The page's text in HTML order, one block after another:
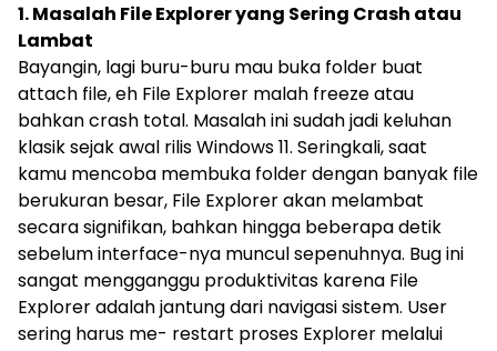
1. Masalah File Explorer yang Sering Crash atau
Lambat
Bayangin, lagi buru-buru mau buka folder buat
attach file, eh File Explorer malah freeze atau
bahkan crash total. Masalah ini sudah jadi keluhan
klasik sejak awal rilis Windows 11. Seringkali, saat
kamu mencoba membuka folder dengan banyak file
berukuran besar, File Explorer akan melambat
secara signifikan, bahkan hingga beberapa detik
sebelum interface-nya muncul sepenuhnya. Bug ini
sangat mengganggu produktivitas karena File
Explorer adalah jantung dari navigasi sistem. User
sering harus me- restart proses Explorer melalui